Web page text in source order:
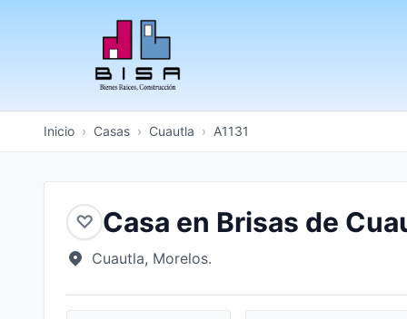
Inicio › Casas › Cuautla › A1131
♡ Casa en Brisas de
Cuautla, Morelos.